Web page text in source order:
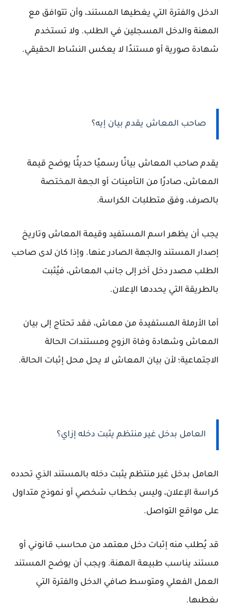
الدخل والفترة التي يغطيها المستند، وأن تتوافق مع
المهنة والدخل المسجلين في الطلب. ولا تستخدم
شهادة صورية أو مستندًا لا يعكس النشاط الحقيقي.
صاحب المعاش يقدم بيان إيه؟
يقدم صاحب المعاش بيانًا رسميًا حديثًا يوضح قيمة
المعاش، صادرًا من التأمينات أو الجهة المختصة
بالصرف، وفق متطلبات الكراسة.
يجب أن يظهر اسم المستفيد وقيمة المعاش وتاريخ
إصدار المستند والجهة الصادر عنها. وإذا كان لدى صاحب
الطلب مصدر دخل آخر إلى جانب المعاش، فيُثبت
بالطريقة التي يحددها الإعلان.
أما الأرملة المستفيدة من معاش، فقد تحتاج إلى بيان
المعاش وشهادة وفاة الزوج ومستندات الحالة
الاجتماعية؛ لأن بيان المعاش لا يحل محل إثبات الحالة.
العامل بدخل غير منتظم يثبت دخله إزاي؟
العامل بدخل غير منتظم يثبت دخله بالمستند الذي تحدده
كراسة الإعلان، وليس بخطاب شخصي أو نموذج متداول
على مواقع التواصل.
قد يُطلب منه إثبات دخل معتمد من محاسب قانوني أو
مستند يناسب طبيعة المهنة. ويجب أن يوضح المستند
العمل الفعلي ومتوسط صافي الدخل والفترة التي
يغطيها.